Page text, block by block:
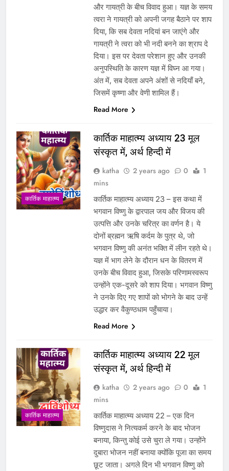
और गायत्री के बीच विवाद हुआ। यज्ञ के समय
त्वरा ने गायत्री को अपनी जगह बैठाने पर शाप
दिया, कि सब देवता नदियां बन जाएंगे और
गायत्री ने त्वरा को भी नदी बनने का श्राप दे
दिया। इस पर देवता परेशान हुए और उनकी
अनुपस्थिति के कारण यज्ञ में विघ्न आ गया।
अंत में, सब देवता अपने अंशों से नदियाँ बने,
जिसमें कृष्णा और वेणी शामिल हैं।
Read More
कार्तिक माहात्म्य
कार्तिक माहात्म्य अध्याय 23 मूल
संस्कृत में, अर्थ हिन्दी में
katha 2 years ago 0
1
mins
कार्तिक माहात्म्य अध्याय 23 – इस कथा में
भगवान विष्णु के द्वारपाल जय और विजय की
उत्पत्ति और उनके चरित्र का वर्णन है। ये
दोनों ब्रह्मन ऋषि कर्दम के पुत्र थे, जो
भगवान विष्णु की अनंत भक्ति में लीन रहते थे।
यज्ञ में भाग लेने के दौरान धन के वितरण में
उनके बीच विवाद हुआ, जिसके परिणामस्वरूप
उन्होंने एक-दूसरे को शाप दिया। भगवान विष्णु
ने उनके दिए गए शापों को भोगने के बाद उन्हें
उद्धार कर वैकुण्ठधाम पहुँचाया।
Read More
कार्तिक माहात्म्य
कार्तिक माहात्म्य अध्याय 22 मूल
संस्कृत में, अर्थ हिन्दी में
katha 2 years ago 0
1
mins
कार्तिक माहात्म्य अध्याय 22 – एक दिन
विष्णुदास ने नित्यकर्म करने के बाद भोजन
बनाया, किन्तु कोई उसे चुरा ले गया। उन्होंने
दुबारा भोजन नहीं बनाया क्योंकि पूजा का समय
छूट जाता। अगले दिन भी भगवान विष्णु को